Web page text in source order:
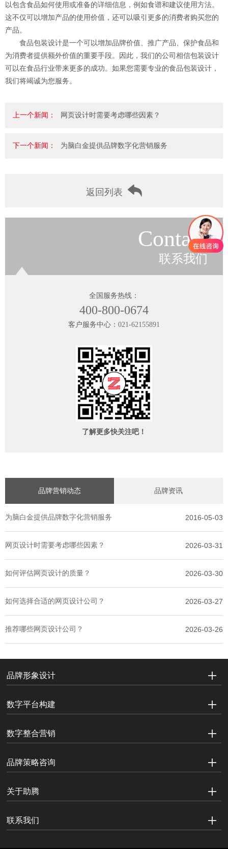
以包含食品如何使用或准备的详细信息，例如食谱和建议使用方法。
这不仅可以增加产品的使用价值，还可以吸引更多的消费者购买您的
产品。
食品包装设计是一个可以增加品牌价值、推广产品、保护食品和
为消费者提供额外价值的重要手段。因此，我们的公司相信包装设计
可以在食品行业带来更多的成功。如果您需要专业的食品包装设计，
我们将竭诚为您服务。
上一个新闻： 网页设计时需要考虑哪些因素？
下一个新闻： 为脑白金提供品牌数字化营销服务
返回列表
Contact
联系我们
全国服务热线：
400-800-0674
客户服务中心： 021-62155891
了解更多快关注吧！
品牌营销动态 品牌资讯
为脑白金提供品牌数字化营销服务 2016-05-03
网页设计时需要考虑哪些因素？ 2026-03-31
如何评估网页设计的质量？ 2026-03-30
如何选择合适的网页设计公司？ 2026-03-27
推荐哪些网页设计公司？ 2026-03-26
品牌形象设计
数字平台构建
数字整合营销
品牌策略咨询
关于助腾
联系我们